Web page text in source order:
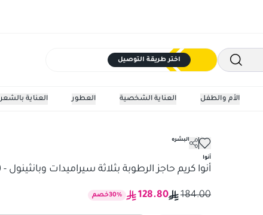
اختر طريقة التوصيل
العناية بالشعر العطور العناية الشخصية الأم والطفل
مرطبات البشره
أنوا
أنوا كريم حاجز الرطوبة بثلاثة سيراميدات وبانثينول - 100 مل
184.00
128.80
30% خصم